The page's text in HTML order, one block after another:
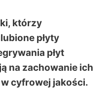
którzy
płyty
płyt
na zachowanie ich
cyfrowej jakości.